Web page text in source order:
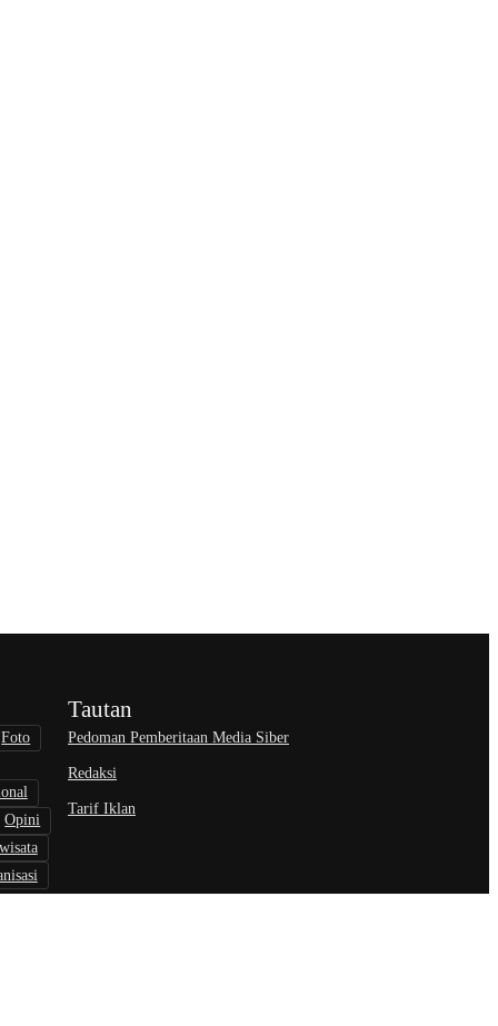
Foto
Opini
Tautan
Pedoman Pemberitaan Media Siber
Redaksi
Tarif Iklan